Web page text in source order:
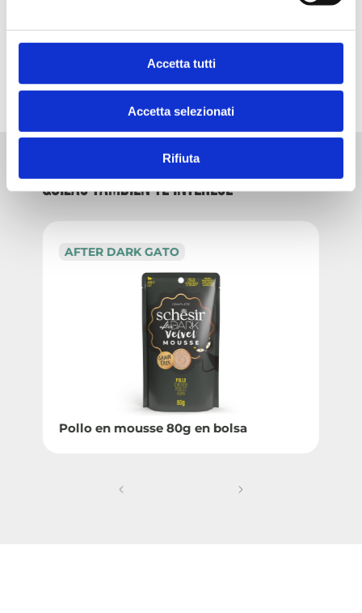
Accetta tutti
Accetta selezionati
Rifiuta
Almacenamiento
QUIZÁS TAMBIÉN TE INTERESE
AFTER DARK GATO
Pollo en mousse 80g en bolsa